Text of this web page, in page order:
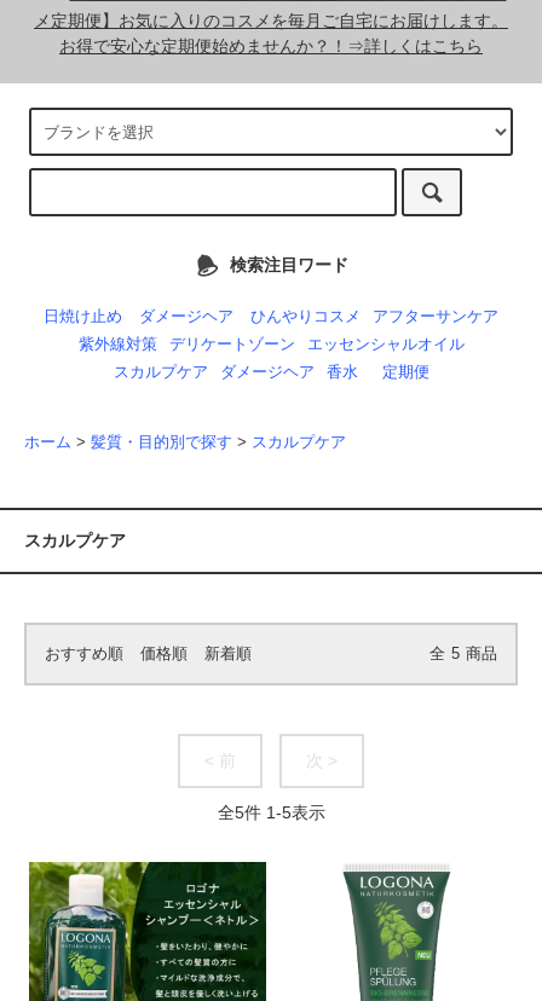
メ定期便】お気に入りのコスメを毎月ご自宅にお届けします。
お得で安心な定期便始めませんか？！⇒詳しくはこちら
検索注目ワード
日焼け止め ダメージヘア ひんやりコスメ
アフターサンケア
紫外線対策
デリケートゾーン
エッセンシャルオイル
スカルプケア
ダメージヘア 香水 定期便
ホーム > 髪質・目的別で探す > スカルプケア
スカルプケア
おすすめ順 価格順 新着順 全 5 商品
< 前 次 >
全5件 1-5表示